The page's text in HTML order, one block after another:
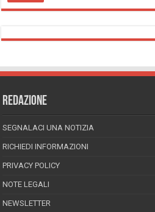
REDAZIONE
SEGNALACI UNA NOTIZIA
RICHIEDI INFORMAZIONI
PRIVACY POLICY
NOTE LEGALI
NEWSLETTER